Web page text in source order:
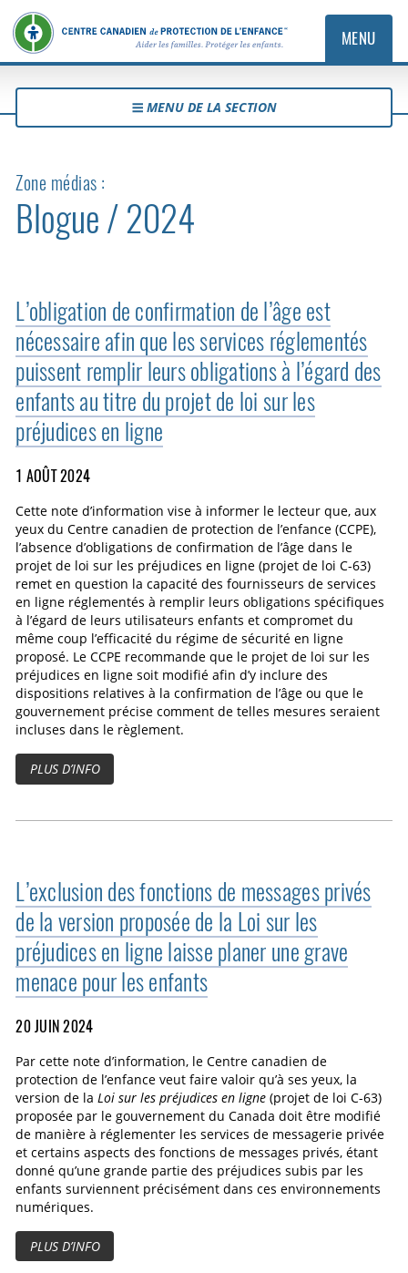
MENU
MENU DE LA SECTION
Zone médias :
Blogue / 2024
L’obligation de confirmation de l’âge est
nécessaire afin que les services réglementés
puissent remplir leurs obligations à l’égard des
enfants au titre du projet de loi sur les
préjudices en ligne
1 AOÛT 2024
Cette note d’information vise à informer le lecteur que, aux
yeux du Centre canadien de protection de l’enfance (CCPE),
l’absence d’obligations de confirmation de l’âge dans le
projet de loi sur les préjudices en ligne (projet de loi C-63)
remet en question la capacité des fournisseurs de services
en ligne réglementés à remplir leurs obligations spécifiques
à l’égard de leurs utilisateurs enfants et compromet du
même coup l’efficacité du régime de sécurité en ligne
proposé. Le CCPE recommande que le projet de loi sur les
préjudices en ligne soit modifié afin d’y inclure des
dispositions relatives à la confirmation de l’âge ou que le
gouvernement précise comment de telles mesures seraient
incluses dans le règlement.
PLUS D’INFO
L’exclusion des fonctions de messages privés
de la version proposée de la Loi sur les
préjudices en ligne laisse planer une grave
menace pour les enfants
20 JUIN 2024
Par cette note d’information, le Centre canadien de
protection de l’enfance veut faire valoir qu’à ses yeux, la
version de laLoi sur les préjudices en ligne (projet de loi C-63)
proposée par le gouvernement du Canada doit être modifié
de manière à réglementer les services de messagerie privée
et certains aspects des fonctions de messages privés, étant
donné qu’une grande partie des préjudices subis par les
enfants surviennent précisément dans ces environnements
numériques.
PLUS D’INFO